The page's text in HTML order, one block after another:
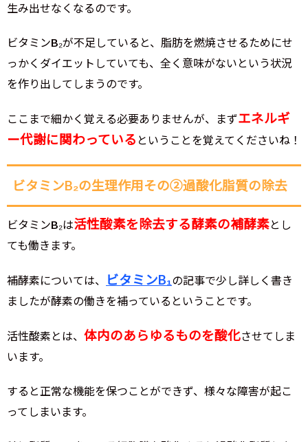
生み出せなくなるのです。
ビタミンB₂が不足していると、脂肪を燃焼させるためにせ
っかくダイエットしていても、全く意味がないという状況
を作り出してしまうのです。
ここまで細かく覚える必要ありませんが、まずエネルギ
ー代謝に関わっている ということを覚えてくださいね！
ビタミンB₂の生理作用その②過酸化脂質の除去
ビタミンB₂は活性酸素を除去する酵素の補酵素とし
ても働きます。
補酵素については、 ビタミンB₁の記事で少し詳しく書き
ましたが酵素の働きを補っているということです。
活性酸素とは、 体内のあらゆるものを酸化させてしま
います。
すると正常な機能を保つことができず、様々な障害が起こ
ってしまいます。